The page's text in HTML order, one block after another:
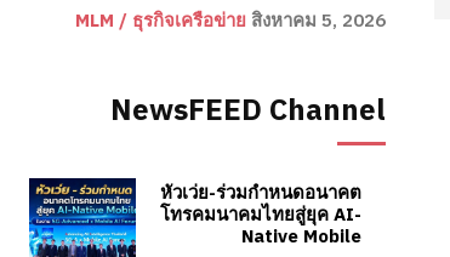
MLM / ธุรกิจเครือข่าย สิงหาคม 5, 2026
NewsFEED Channel
หัวเว่ย-ร่วมกำหนดอนาคต
โทรคมนาคมไทยสู่ยุค AI-
Native Mobile